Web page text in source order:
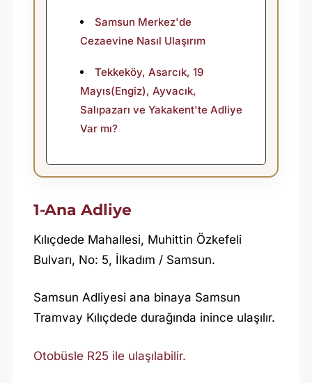
Samsun Merkez'de
Cezaevine Nasıl Ulaşırım
Tekkeköy, Asarcık, 19
Mayıs(Engiz), Ayvacık,
Salıpazarı ve Yakakent'te Adliye
Var mı?
1-Ana Adliye
Kılıçdede Mahallesi, Muhittin Özkefeli
Bulvarı, No: 5, İlkadım / Samsun.
Samsun Adliyesi ana binaya Samsun
Tramvay Kılıçdede durağında inince ulaşılır.
Otobüsle R25 ile ulaşılabilir.